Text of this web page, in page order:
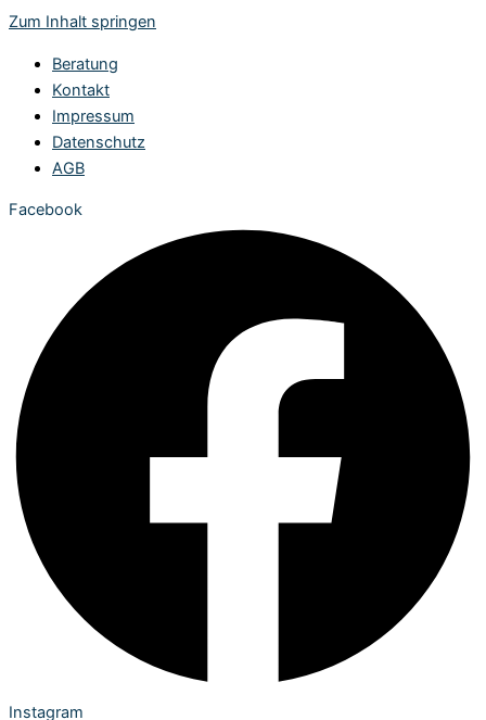
Zum Inhalt springen
Beratung
Kontakt
Impressum
Datenschutz
AGB
Facebook
Instagram